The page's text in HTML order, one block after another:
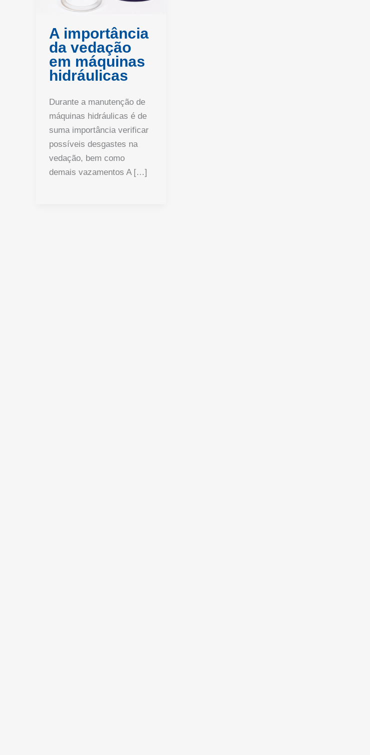
A importância
da vedação
em máquinas
hidráulicas
Durante a manutenção de
máquinas hidráulicas é de
suma importância verificar
possíveis desgastes na
vedação, bem como
demais vazamentos A […]